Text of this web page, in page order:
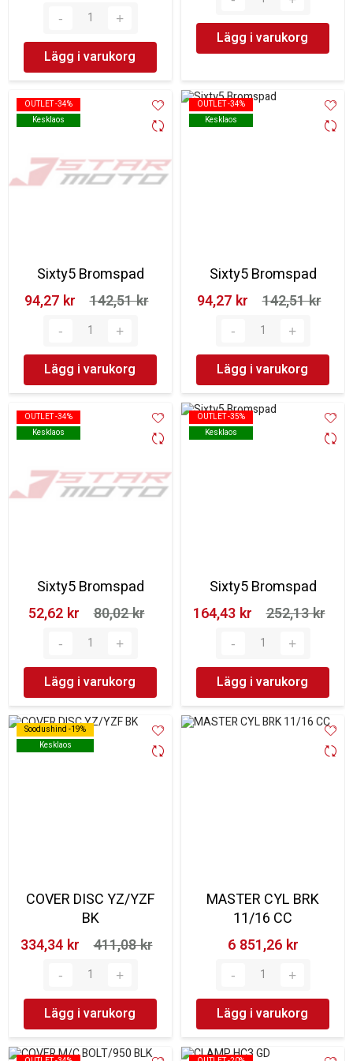
Lägg i varukorg
Lägg i varukorg
OUTLET -34%
Kesklaos
OUTLET -34%
Kesklaos
Sixty5 Bromspad
94,27 kr‎
142,51 kr‎
Lägg i varukorg
OUTLET -34%
Kesklaos
OUTLET -34%
Kesklaos
Sixty5 Bromspad
94,27 kr‎
142,51 kr‎
Lägg i varukorg
OUTLET -34%
Kesklaos
OUTLET -34%
Kesklaos
Sixty5 Bromspad
52,62 kr‎
80,02 kr‎
Lägg i varukorg
OUTLET -35%
Kesklaos
OUTLET -35%
Kesklaos
Sixty5 Bromspad
164,43 kr‎
252,13 kr‎
Lägg i varukorg
Soodushind -19%
Kesklaos
Soodushind -19%
Kesklaos
COVER DISC YZ/YZF
BK
334,34 kr‎
411,08 kr‎
Lägg i varukorg
MASTER CYL BRK
11/16 CC
6 851,26 kr‎
Lägg i varukorg